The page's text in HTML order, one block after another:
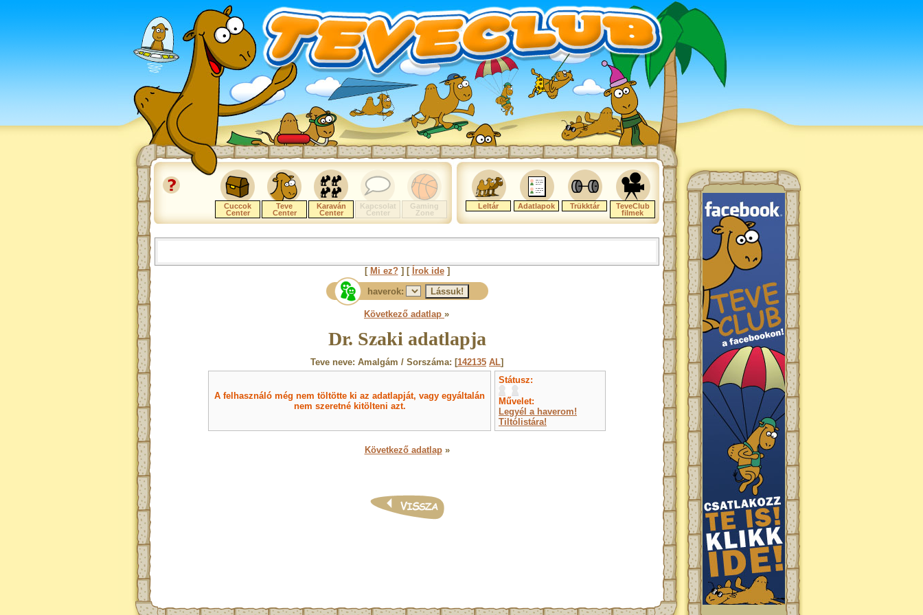
Cuccok
Center
Teve
Center
Karaván
Center
Kapcsolat
Center
Gaming
Zone
Leltár Adatlapok Trükktár
TeveClub
filmek
[ Mi ez?] [ Írok ide]
haverok:
Következő adatlap »
Dr. Szaki adatlapja
Teve neve: Amalgám / Sorszáma: [142135 AL]
A felhasználó még nem töltötte ki az adatlapját, vagy egyáltalán
nem szeretné kitölteni azt.
Státusz:
Művelet:
Legyél a haverom!
Tiltólistára!
Következő adatlap»